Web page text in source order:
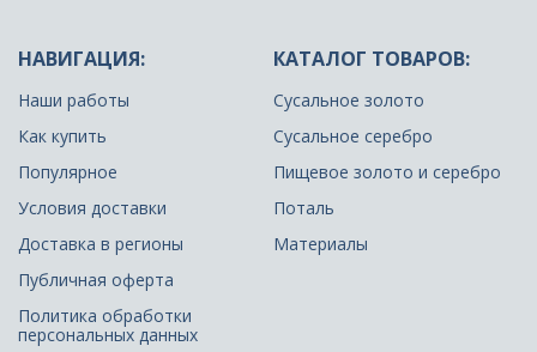
НАВИГАЦИЯ:
Наши работы
Как купить
Популярное
Условия доставки
Доставка в регионы
Публичная оферта
Политика обработки
персональных данных
КАТАЛОГ ТОВАРОВ:
Сусальное золото
Сусальное серебро
Пищевое золото и серебро
Поталь
Материалы